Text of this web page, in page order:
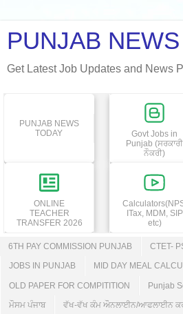
PUNJAB
Get Latest Job Updates and News
PUNJAB NEWS
TODAY
Govt Jobs in
Punjab (ਸਰਕਾਰੀ
ਨੌਕਰੀ)
ONLINE
TEACHER
TRANSFER 2026
ITax, MDM, SIP
etc)
6TH PAY COMMISSION PUNJAB CTET-
JOBS IN PUNJAB MID DAY MEAL
OLD PAPER FOR COMPITITION Punjab
ਮੌਸਮ ਪੰਜਾਬ ਵੱਖ-ਵੱਖ ਕੰਮ ਔਨਲਾਈਨ/ਆਫਲਾਈਨ